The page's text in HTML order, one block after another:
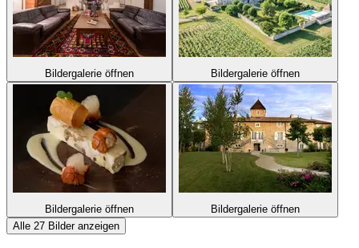
Bildergalerie öffnen Bildergalerie öffnen
Bildergalerie öffnen
Bildergalerie öffnen
Alle 27 Bilder anzeigen